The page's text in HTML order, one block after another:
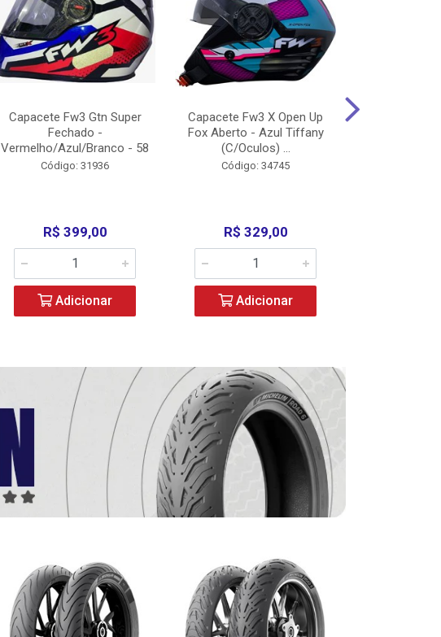
Capacete Fw3 Gtn Super
Fechado -
Vermelho/Azul/Branco - 58
Código: 31936
R$ 399,00
Adicionar
Capacete Fw3 X Open Up
Fox Aberto - Azul Tiffany
(C/Oculos) ...
Código: 34745
R$ 329,00
Adicionar